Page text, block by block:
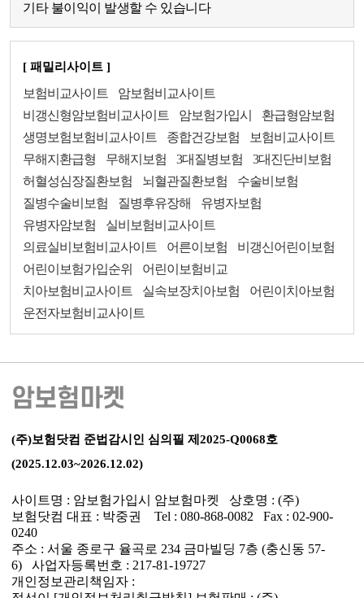
기타 불이익이 발생할 수 있습니다
[ 패밀리사이트 ]
보험비교사이트
암보험비교사이트
비갱신형암보험비교사이트
암보험가입시
환급형암보험
생명보험보험비교사이트
종합건강보험
보험비교사이트
무해지환급형
무해지보험 3대질병보험
3대진단비보험
허혈성심장질환보험
뇌혈관질환보험
수술비보험
질병수술비보험
질병후유장해
유병자보험
유병자암보험
실비보험비교사이트
의료실비보험비교사이트
어른이보험
비갱신어린이보험
어린이보험가입순위
어린이보험비교
치아보험비교사이트
실속보장치아보험
어린이치아보험
운전자보험비교사이트
암보험마켓
(주)보험닷컴 준법감시인 심의필 제2025-Q0068호
(2025.12.03~2026.12.02)
사이트명 : 암보험가입시 암보험마켓 상호명 : (주)
보험닷컴 대표 : 박중권 Tel : 080-868-0082 Fax : 02-900-
0240
주소 : 서울 종로구 율곡로 234 금마빌딩 7층 (충신동 57-
6) 사업자등록번호 : 217-81-19727
개인정보관리책임자 :